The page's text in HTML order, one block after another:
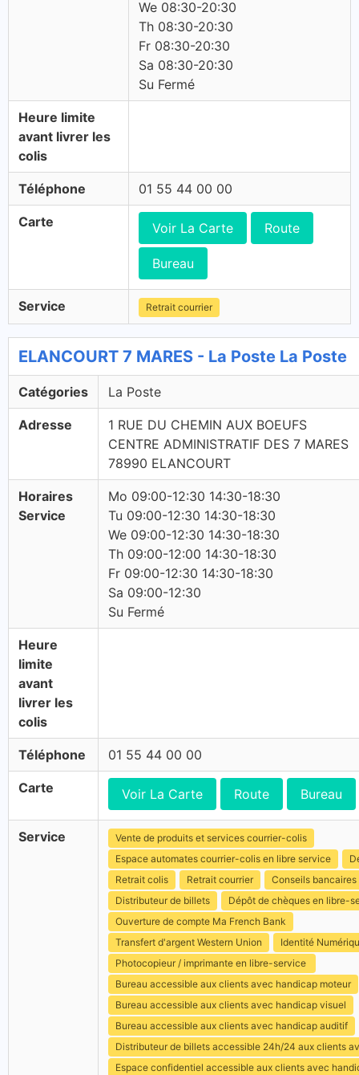
We 08:30-20:30
Th 08:30-20:30
Fr 08:30-20:30
Sa 08:30-20:30
Su Fermé
Heure limite
avant livrer les
colis
Téléphone 01 55 44 00 00
Carte Voir La Carte Route
Bureau
Service Retrait courrier
ELANCOURT 7 MARES - La Poste La Poste
Catégories La Poste
Adresse
1 RUE DU CHEMIN AUX BOEUFS
CENTRE ADMINISTRATIF DES 7 MARES
78990 ELANCOURT
Horaires
Service
Mo 09:00-12:30 14:30-18:30
Tu 09:00-12:30 14:30-18:30
We 09:00-12:30 14:30-18:30
Th 09:00-12:00 14:30-18:30
Fr 09:00-12:30 14:30-18:30
Sa 09:00-12:30
Su Fermé
Heure
limite
avant
livrer les
colis
Téléphone 01 55 44 00 00
Carte Voir La Carte Route Bureau
Service
Vente de produits et services courrier-colis
Espace automates courrier-colis en libre service
Retrait colis
Retrait courrier
Conseils bancaires
Distributeur de billets
Dépôt de chèques en libre-
Ouverture de compte Ma French Bank
Transfert d'argent Western Union
Identité
Photocopieur / imprimante en libre-service
Bureau accessible aux clients avec handicap moteur
Bureau accessible aux clients avec handicap visuel
Bureau accessible aux clients avec handicap auditif
Distributeur de billets accessible 24h/24 aux clients
Espace confidentiel accessible aux clients avec